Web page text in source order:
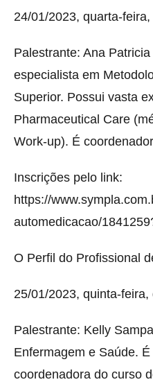
24/01/2023, quarta-
Palestrante: Ana
especialista em
Superior. Possui vasta
Pharmaceutical Care
Work-up). É
Inscrições pelo link:
https://
automedicacao/
O Perfil do Profissional
25/01/2023, quinta-
Palestrante: Kelly
Enfermagem e Saúde.
coordenadora do curso